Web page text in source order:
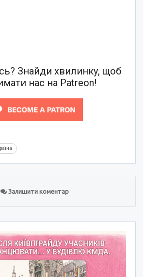
Знайди хвилинку, щоб
нас на Patreon!
Залишити коментар